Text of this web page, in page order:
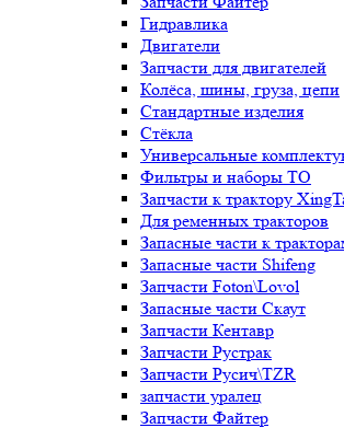
Гидравлика
Двигатели
Запчасти для двигателей
Колёса, шины, груза, цепи
Стандартные изделия
Стёкла
Универсальные
Фильтры и наборы ТО
Запчасти к трактору
Для ременных тракторов
Запасные части к
Запасные части Shifeng
Запчасти Foton\Lovol
Запасные части Скаут
Запчасти Кентавр
Запчасти Рустрак
Запчасти Русич\TZR
запчасти уралец
Запчасти Файтер